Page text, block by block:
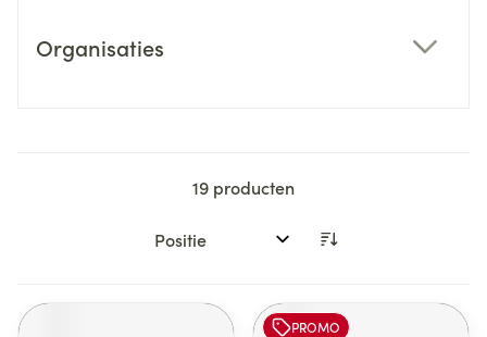
Organisaties
19 producten
Sorteer op:
PROMO